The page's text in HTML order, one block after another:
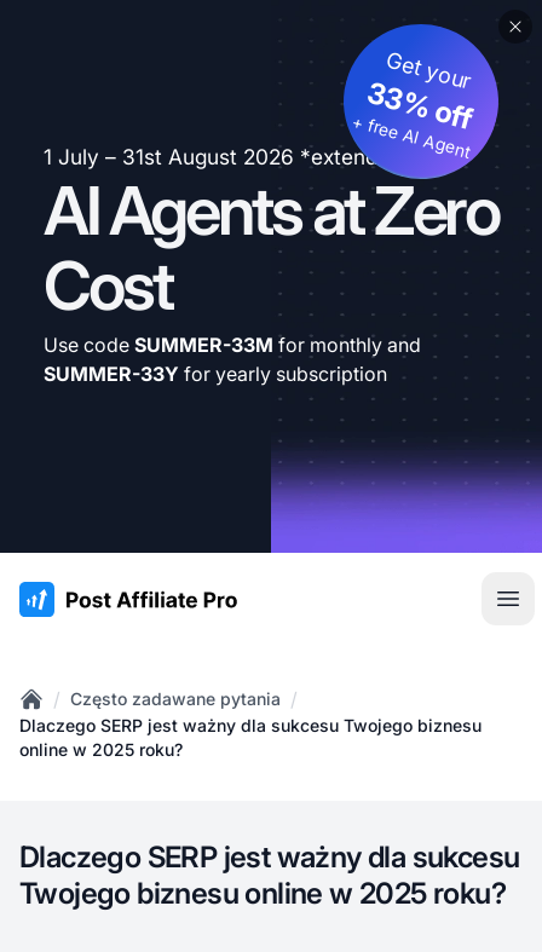
1 July – 31st August 2026 *extended
AI Agents at Zero
Cost
Get your
33% off
+ free AI Agent
Use code SUMMER-33M for monthly and
SUMMER-33Y for yearly subscription
:site.title
Home
/ Często zadawane pytania /
Dlaczego SERP jest ważny dla sukcesu Twojego biznesu
online w 2025 roku?
Dlaczego SERP jest ważny dla sukcesu
Twojego biznesu online w 2025 roku?